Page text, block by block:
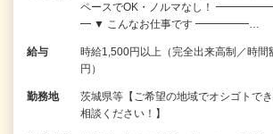
ペースでOK・ノルマなし！
━ ▼ こんなお仕事です ━━━━━…
給与
時給1,500円以上（完全出来高制／時
円）
勤務地
茨城県等【ご希望の地域でオシゴトで
相談ください！】